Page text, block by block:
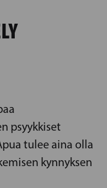
psyykkiset
tulee aina olla
kynnyksen